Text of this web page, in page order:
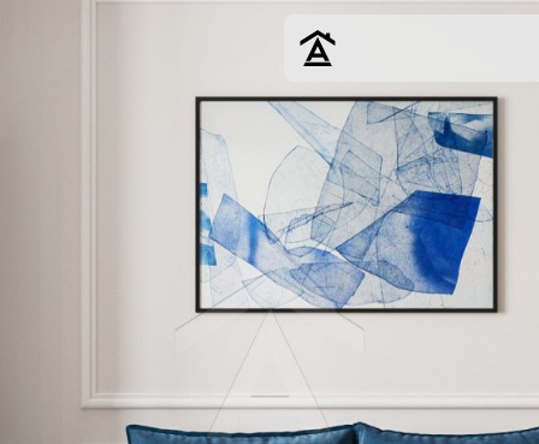
Дизайн
Ремонт
Цены
Наши работы
О нас
Контакты
г. Краснодар
8 (861) 945-12-
34